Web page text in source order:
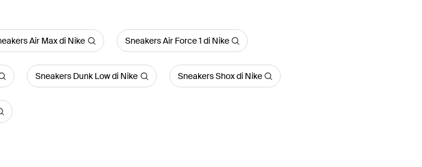
Air Max di Nike Sneakers Air Force 1 di Nike
Sneakers Dunk Low di Nike Sneakers Shox di Nike